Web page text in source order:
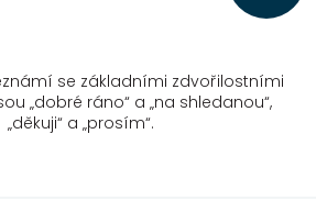
se základními zdvořilostními
„dobré ráno“ a „na shledanou“,
„děkuji“ a „prosím“.